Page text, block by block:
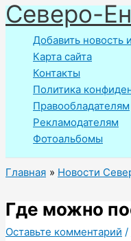
Перейти
к
содержимому
Северо-
Добавить новость
Карта сайта
Контакты
Политика
Правообладателям
Рекламодателям
Фотоальбомы
Главная Новости
Где можно
Оставьте комментарий /